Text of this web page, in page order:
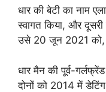
धार की बेटी का नाम
स्वागत किया, और दूसरी
उसे 20 जून 2021 को,
धार मैन की पूर्व-
दोनों को 2014 में